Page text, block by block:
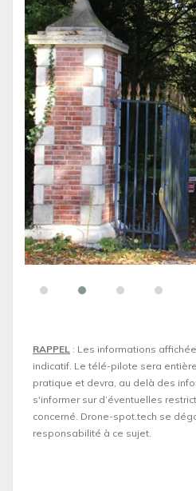
RAPPEL : Les informations
indicatif. Le télé-pilote sera
pratique et devra, au delà des
s'informer sur d’éventuelles
concerné. Drone-spot.tech se
responsabilité à ce sujet.